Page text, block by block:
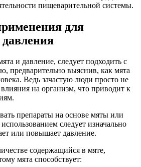
пищеварительной системы.
для
и давление, следует подходить с
предварительно выяснив, как мята
Ведь зачастую люди просто не
на организм, что приводит к
препараты на основе мяты или
следует изначально
или повышает давление.
содержащийся в мяте,
мята способствует: